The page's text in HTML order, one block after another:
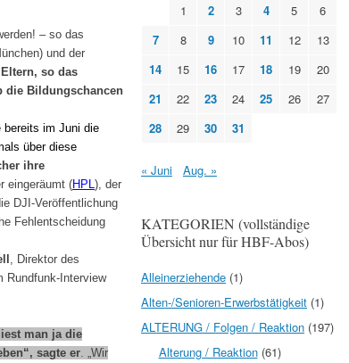
– so das
und der
so das
die Bildungschancen
bereits im Juni die
über diese
ihre
eingeräumt (HPL ), der
DJI-Veröffentlichung
Fehlentscheidung
, Direktor des
Rundfunk-Interview
man ja die
sagte er . „Wir
1
2 3 4 5
6
7
8 9 10 11 12
13
14
15 16 17 18 19
20
21
22 23 24 25 26
27
28
29 30 31
« Juni Aug. »
KATEGORIEN (vollständige
Übersicht nur für HBF-Abos)
Alleinerziehende (1)
Alten-/Senioren-Erwerbstätigkeit (1)
ALTERUNG / Folgen / Reaktion (197)
Alterung / Reaktion(61)